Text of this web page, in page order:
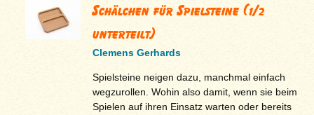
Schälchen für Spielsteine (1/2
unterteilt)
Clemens Gerhards
Spielsteine neigen dazu, manchmal einfach
wegzurollen. Wohin also damit, wenn sie beim
Spielen auf ihren Einsatz warten oder bereits